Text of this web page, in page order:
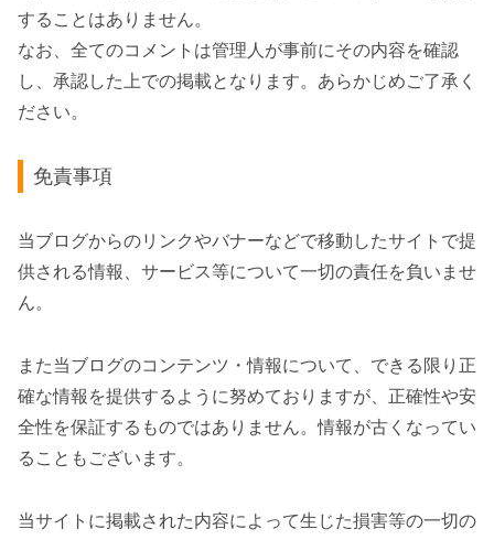
することはありません。
なお、全てのコメントは管理人が事前にその内容を確認
し、承認した上での掲載となります。あらかじめご了承く
ださい。
免責事項
当ブログからのリンクやバナーなどで移動したサイトで提
供される情報、サービス等について一切の責任を負いませ
ん。
また当ブログのコンテンツ・情報について、できる限り正
確な情報を提供するように努めておりますが、正確性や安
全性を保証するものではありません。情報が古くなってい
ることもございます。
当サイトに掲載された内容によって生じた損害等の一切の